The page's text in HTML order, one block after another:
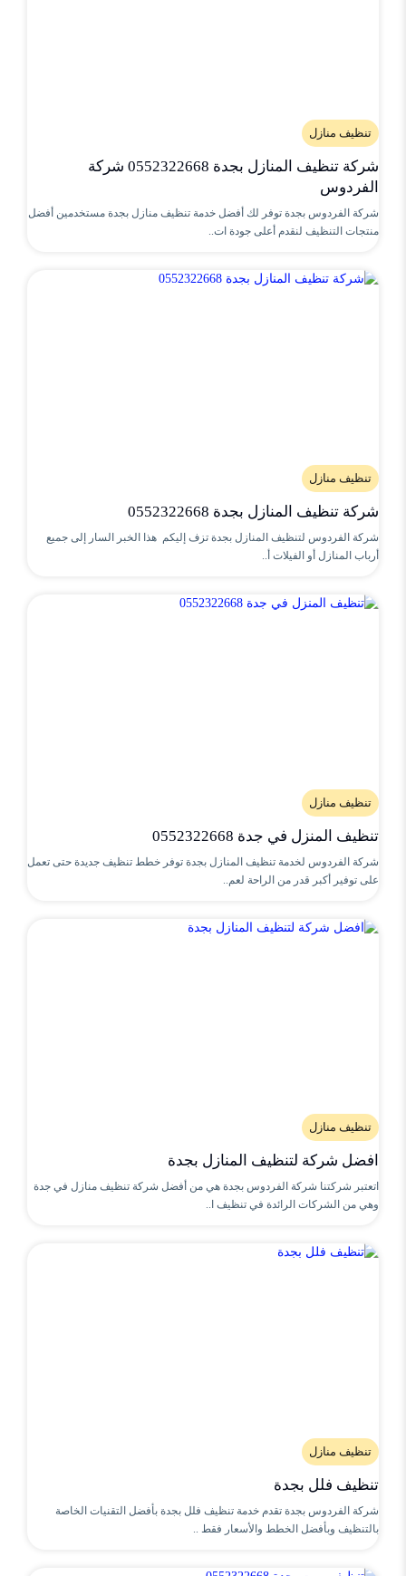
تنظيف منازل
شركة تنظيف المنازل بجدة 0552322668 شركة
الفردوس
شركة الفردوس بجدة توفر لك أفضل خدمة تنظيف منازل بجدة مستخدمين أفضل
منتجات التنظيف لنقدم أعلى جودة ات..
تنظيف منازل
شركة تنظيف المنازل بجدة 0552322668
شركة الفردوس لتنظيف المنازل بجدة تزف إليكم هذا الخبر السار إلى جميع
أرباب المنازل أو الفيلات أ..
تنظيف منازل
تنظيف المنزل في جدة 0552322668
شركة الفردوس لخدمة تنظيف المنازل بجدة توفر خطط تنظيف جديدة حتى تعمل
على توفير أكبر قدر من الراحة لعم..
تنظيف منازل
افضل شركة لتنظيف المنازل بجدة
اتعتبر شركتنا شركة الفردوس بجدة هي من أفضل شركة تنظيف منازل في جدة
وهي من الشركات الرائدة في تنظيف ا..
تنظيف منازل
تنظيف فلل بجدة
شركة الفردوس بجدة تقدم خدمة تنظيف فلل بجدة بأفضل التقنيات الخاصة
بالتنظيف وبأفضل الخطط والأسعار فقط ..